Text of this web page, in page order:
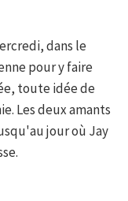
dans le
pour y faire
toute idée de
Les deux amants
jour où Jay